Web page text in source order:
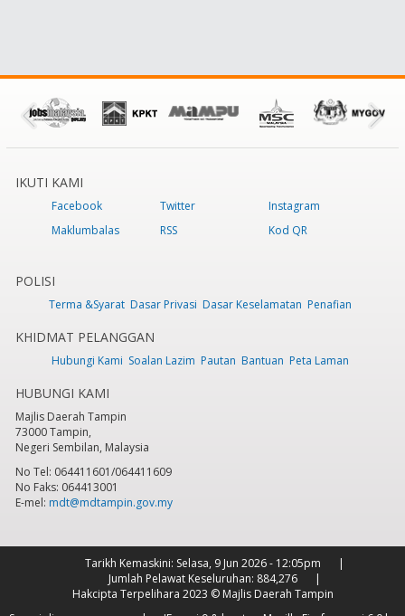
IKUTI KAMI
Facebook Twitter
Instagram
Maklumbalas
RSS Kod QR
POLISI
Terma &Syarat Dasar Privasi Dasar Keselamatan Penafian
KHIDMAT PELANGGAN
Hubungi Kami Soalan Lazim Pautan Bantuan Peta Laman
HUBUNGI KAMI
Majlis Daerah Tampin
73000 Tampin,
Negeri Sembilan, Malaysia
No Tel: 064411601/064411609
No Faks: 064413001
E-mel: mdt@mdtampin.gov.my
Tarikh Kemaskini: Selasa, 9 Jun 2026 - 12:05pm
Jumlah Pelawat Keseluruhan: 884,276
Hakcipta Terpelihara 2023 © Majlis Daerah Tampin